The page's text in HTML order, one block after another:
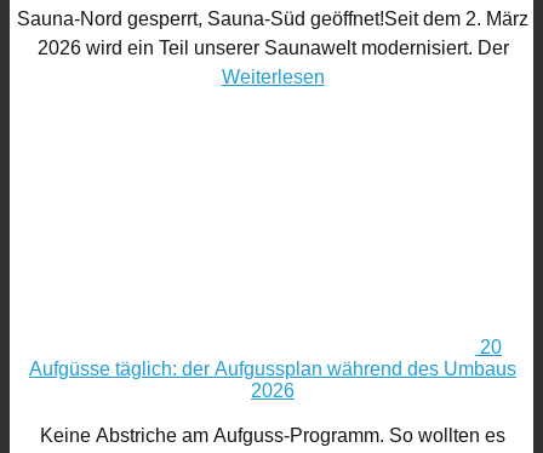
Sauna-Nord gesperrt, Sauna-Süd geöffnet!Seit dem 2. März
2026 wird ein Teil unserer Saunawelt modernisiert. Der
Weiterlesen
20
Aufgüsse täglich: der Aufgussplan während des Umbaus
2026
Keine Abstriche am Aufguss-Programm. So wollten es